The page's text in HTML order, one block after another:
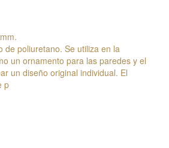
de poliuretano. Se utiliza en la
un ornamento para las paredes y el
un diseño original individual. El
p